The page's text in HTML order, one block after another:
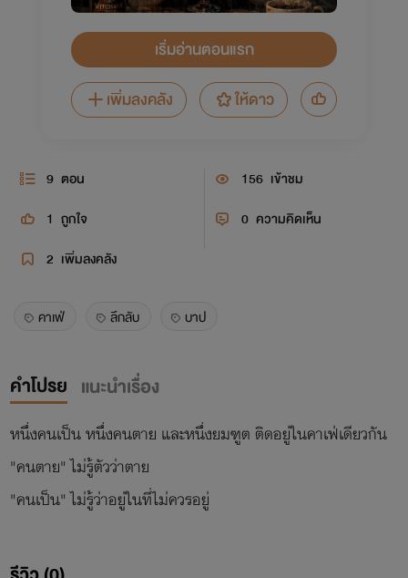
เริ่มอ่านตอนแรก
เพิ่มลงคลัง
ให้ดาว
9 ตอน 156 เข้าชม
1 ถูกใจ 0 ความคิดเห็น
2 เพิ่มลงคลัง
คาเฟ่ ลึกลับ บาป
คำโปรย แนะนำเรื่อง
หนึ่งคนเป็น หนึ่งคนตาย และหนึ่งยมฑูต ติดอยู่ในคาเฟ่เดียวกัน
"คนตาย" ไม่รู้ตัวว่าตาย
"คนเป็น" ไม่รู้ว่าอยู่ในที่ไม่ควรอยู่